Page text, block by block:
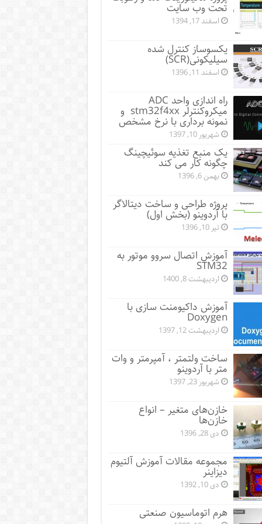
تحت وب سایت
اسفند 17, 1394
یکسوساز کنترل شده
سیلیکونی(SCR)
اسفند 11, 1396
راه اندازی واحد ADC
میکروکنترلر stm32f4xx و
نمونه برداری با نرخ مشخص
شهریور 10, 1397
یک منبع تغذیه سوئیچینگ
چگونه کار می کند
بهمن 6, 1396
پروژه طراحی و ساخت دیتالاگر
با آردوینو (بخش اول)
تیر 10, 1396
آموزش اتصال سروو موتور به
STM32
اردیبهشت 8, 1400
آموزش داکیومنت سازی با
Doxygen
اردیبهشت 12, 1397
ساخت ولتمتر ، آمپرمتر و وات
متر با آردوینو
شهریور 23, 1397
خازن‌های متغیر – انواع
خازن‌ها
دی 28, 1396
مجموعه مقالات آموزش آلتیوم
دیزاینر
دی 10, 1392
هرم اتوماسیون صنعتی